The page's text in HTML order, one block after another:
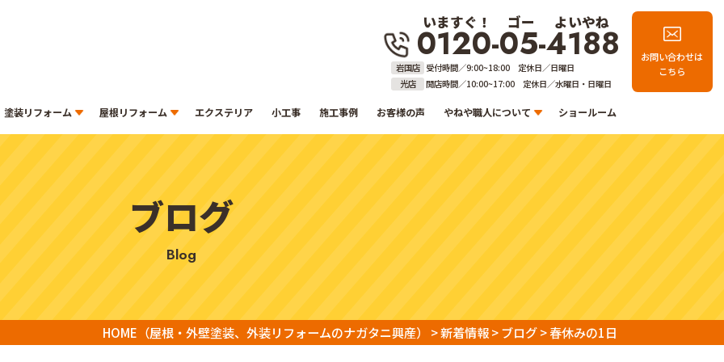
いますぐ！ ゴー よいやね
0120-05-4188
岩国店 受付時間／9:00~18:00 定休日／日曜日
光店
開店時間／10:00~17:00 定休日／水曜日・日曜日
塗装リフォーム 屋根リフォーム エクステリア 小工事 施工事例 お客様の声 やねや職人について ショールーム
お問い合わせは
こちら
ブログ
blog
HOME （屋根・外壁塗装、外装リフォームのナガタニ興産） >新着情報>ブログ>春休みの1日